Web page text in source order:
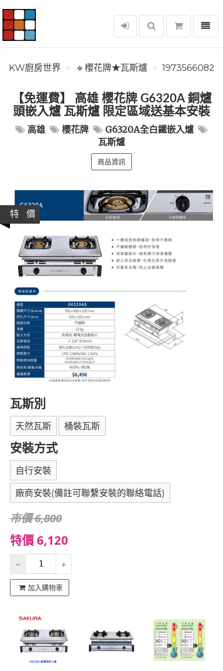
KW廚房世界
選單
KW廚房世界 🔹櫻花牌★瓦斯爐 1973566082
【免運費】 高雄 櫻花牌 G6320A 銅爐
頭嵌入爐 瓦斯爐 限定區域送基本安裝
高雄 櫻花牌
G6320A全白鐵嵌入爐
瓦斯爐
商品資訊
特 價
瓦斯別
天然瓦斯 桶裝瓦斯
安裝方式
自行安裝
廠商安裝(備註可聯繫安裝的聯絡電話)
市價 6,800
特價 6,120
加入購物車